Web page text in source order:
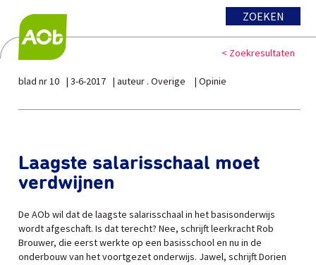
ZOEKEN
< Zoekresultaten
blad nr 10 3-6-2017 auteur . Overige Opinie
Laagste salarisschaal moet
verdwijnen
De AOb wil dat de laagste salarisschaal in het basisonderwijs
wordt afgeschaft. Is dat terecht? Nee, schrijft leerkracht Rob
Brouwer, die eerst werkte op een basisschool en nu in de
onderbouw van het voortgezet onderwijs. Jawel, schrijft Dorien